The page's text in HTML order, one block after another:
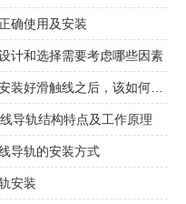
确使用及安装
计和选择需要考虑哪些因素
导轨结构特点及工作原理
导轨的安装方式
安装